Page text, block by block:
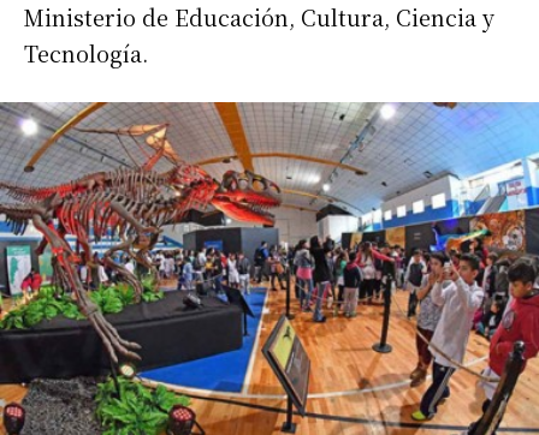
Suscribirme gratis
Dirección de correo electrónico*
Ministerio de Educación, Cultura, Ciencia y
Tecnología.